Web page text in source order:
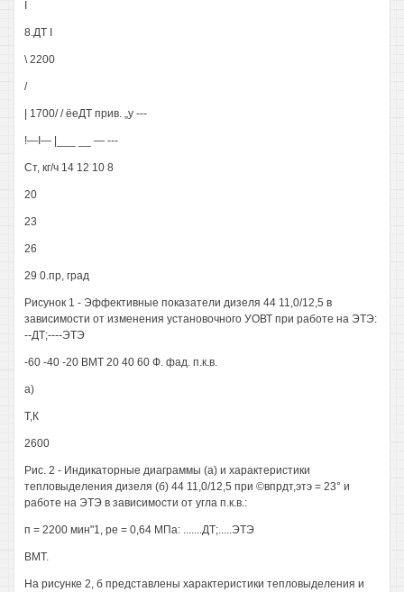
8.ДТ I
\ 2200
/
| 1700/ / ёеДТ прив. „у ---
!—I— |___ __ — ---
Ст, кг/ч 14 12 10 8
20
23
26
29 0.пр, град
Рисунок 1 - Эффективные показатели дизеля 44 11,0/12,5 в
зависимости от изменения установочного УОВТ при работе на ЭТЭ:
--ДТ;----ЭТЭ
-60 -40 -20 ВМТ 20 40 60 Ф. фад. п.к.в.
а)
Т,К
2600
Рис. 2 - Индикаторные диаграммы (а) и характеристики
тепловыделения дизеля (б) 44 11,0/12,5 при ©впрдт,этэ = 23° и
работе на ЭТЭ в зависимости от угла п.к.в.:
п = 2200 мин"1, ре = 0,64 МПа: .......ДТ;.....ЭТЭ
ВМТ.
На рисунке 2, б представлены характеристики тепловыделения и